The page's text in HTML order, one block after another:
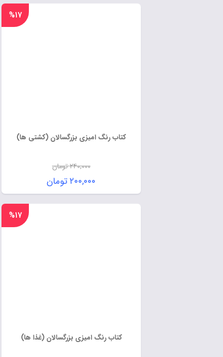
کتاب رنگ امیزی بزرگسالان (کشتی ها)
۲۴۰,۰۰۰تومان
۲۰۰,۰۰۰تومان
%۱۷
کتاب رنگ امیزی بزرگسالان (غذا ها)
%۱۷